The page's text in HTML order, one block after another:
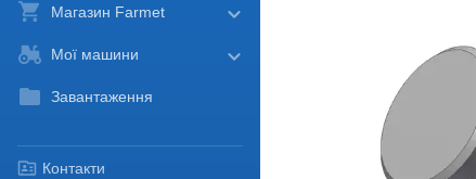
Магазин Farmet
Мої машини
Завантаження
Контакти